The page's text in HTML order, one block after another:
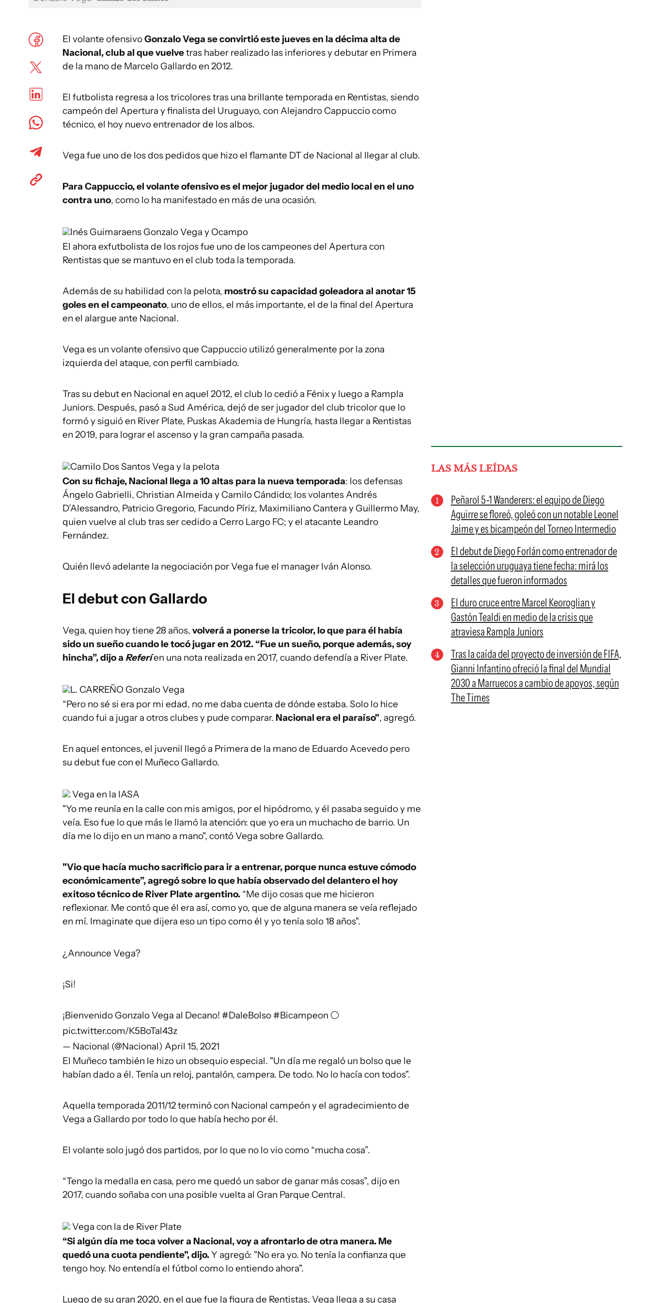
El volante ofensivoGonzalo Vega se convirtió este jueves en la décima alta de
Nacional, club al que vuelvetras haber realizado las inferiores y debutar en Primera
de la mano de Marcelo Gallardo en 2012.
El futbolista regresa a los tricolores tras una brillante temporada en Rentistas, siendo
campeón del Apertura y finalista del Uruguayo, con Alejandro Cappuccio como
técnico, el hoy nuevo entrenador de los albos.
Vega fue uno de los dos pedidos que hizo el flamante DT de Nacional al llegar al club.
Para Cappuccio, el volante ofensivo es el mejor jugador del medio local en el uno
contra uno, como lo ha manifestado en más de una ocasión.
Inés Guimaraens Gonzalo Vega y Ocampo
El ahora exfutbolista de los rojos fue uno de los campeones del Apertura con
Rentistas que se mantuvo en el club toda la temporada.
Además de su habilidad con la pelota, mostró su capacidad goleadora al anotar 15
goles en el campeonato, uno de ellos, el más importante, el de la final del Apertura
en el alargue ante Nacional.
Vega es un volante ofensivo que Cappuccio utilizó generalmente por la zona
izquierda del ataque, con perfil cambiado.
Tras su debut en Nacional en aquel 2012, el club lo cedió a Fénix y luego a Rampla
Juniors. Después, pasó a Sud América, dejó de ser jugador del club tricolor que lo
formó y siguió en River Plate, Puskas Akademia de Hungría, hasta llegar a Rentistas
en 2019, para lograr el ascenso y la gran campaña pasada.
Camilo Dos SantosVega y la pelota
Con su fichaje, Nacional llega a 10 altas para la nueva temporada: los defensas
Ángelo Gabrielli, Christian Almeida y Camilo Cándido; los volantes Andrés
D’Alessandro, Patricio Gregorio, Facundo Píriz, Maximiliano Cantera y Guillermo May,
quien vuelve al club tras ser cedido a Cerro Largo FC; y el atacante Leandro
Fernández.
Quién llevó adelante la negociación por Vega fue el manager Iván Alonso.
El debut con Gallardo
Vega, quien hoy tiene 28 años, volverá a ponerse la tricolor, lo que para él había
sido un sueño cuando le tocó jugar en 2012. “Fue un sueño, porque además, soy
hincha”, dijo a Referíen una nota realizada en 2017, cuando defendía a River Plate.
L. CARREÑO Gonzalo Vega
“Pero no sé si era por mi edad, no me daba cuenta de dónde estaba. Solo lo hice
cuando fui a jugar a otros clubes y pude comparar. Nacional era el paraíso", agregó.
En aquel entonces, el juvenil llegó a Primera de la mano de Eduardo Acevedo pero
su debut fue con el Muñeco Gallardo.
Vega en la IASA
"Yo me reunía en la calle con mis amigos, por el hipódromo, y él pasaba seguido y me
veía. Eso fue lo que más le llamó la atención: que yo era un muchacho de barrio. Un
día me lo dijo en un mano a mano", contó Vega sobre Gallardo.
"Vio que hacía mucho sacrificio para ir a entrenar, porque nunca estuve cómodo
económicamente”, agregó sobre lo que había observado del delantero el hoy
exitoso técnico de River Plate argentino. “Me dijo cosas que me hicieron
reflexionar. Me contó que él era así, como yo, que de alguna manera se veía reflejado
en mí. Imaginate que dijera eso un tipo como él y yo tenía solo 18 años".
¿Announce Vega?
¡Si!
¡Bienvenido Gonzalo Vega al Decano! #DaleBolso#Bicampeon ⚪️
pic.twitter.com/K5BoTal43z
— Nacional (@Nacional) April 15, 2021
El Muñeco también le hizo un obsequio especial. "Un día me regaló un bolso que le
habían dado a él. Tenía un reloj, pantalón, campera. De todo. No lo hacía con todos".
Aquella temporada 2011/12 terminó con Nacional campeón y el agradecimiento de
Vega a Gallardo por todo lo que había hecho por él.
El volante solo jugó dos partidos, por lo que no lo vio como “mucha cosa”.
“Tengo la medalla en casa, pero me quedó un sabor de ganar más cosas”, dijo en
2017, cuando soñaba con una posible vuelta al Gran Parque Central.
Vega con la de River Plate
“Si algún día me toca volver a Nacional, voy a afrontarlo de otra manera. Me
quedó una cuota pendiente", dijo.Y agregó: "No era yo. No tenía la confianza que
tengo hoy. No entendía el fútbol como lo entiendo ahora".
Luego de su gran 2020, en el que fue la figura de Rentistas, Vega llega a su casa
LAS MÁS LEÍDAS
Peñarol 5-1 Wanderers: el equipo de Diego
Aguirre se floreó, goleó con un notable Leonel
Jaime y es bicampeón del Torneo Intermedio
El debut de Diego Forlán como entrenador de
la selección uruguaya tiene fecha: mirá los
detalles que fueron informados
El duro cruce entre Marcel Keoroglian y
Gastón Tealdi en medio de la crisis que
atraviesa Rampla Juniors
Tras la caída del proyecto de inversión de FIFA,
Gianni Infantino ofreció la final del Mundial
2030 a Marruecos a cambio de apoyos, según
The Times